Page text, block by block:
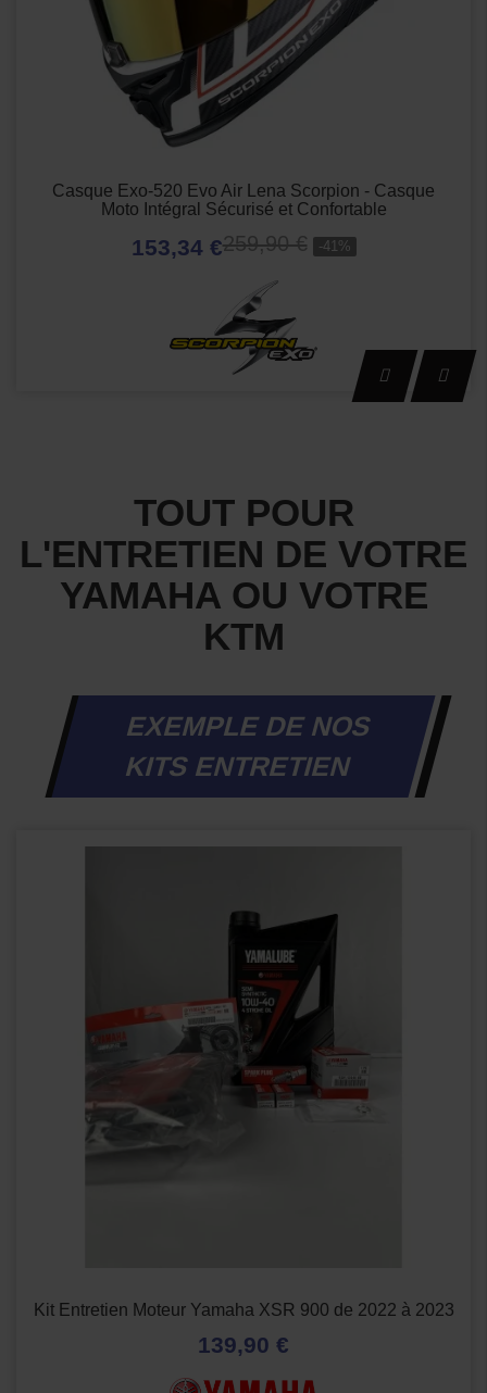
Casque Exo-520 Evo Air Lena Scorpion - Casque
Moto Intégral Sécurisé et Confortable
153,34 €259,90 € -41%
TOUT POUR
L'ENTRETIEN DE VOTRE
YAMAHA OU VOTRE
KTM
EXEMPLE DE NOS
KITS ENTRETIEN
Kit Entretien Moteur Yamaha XSR 900 de 2022 à 2023
139,90 €